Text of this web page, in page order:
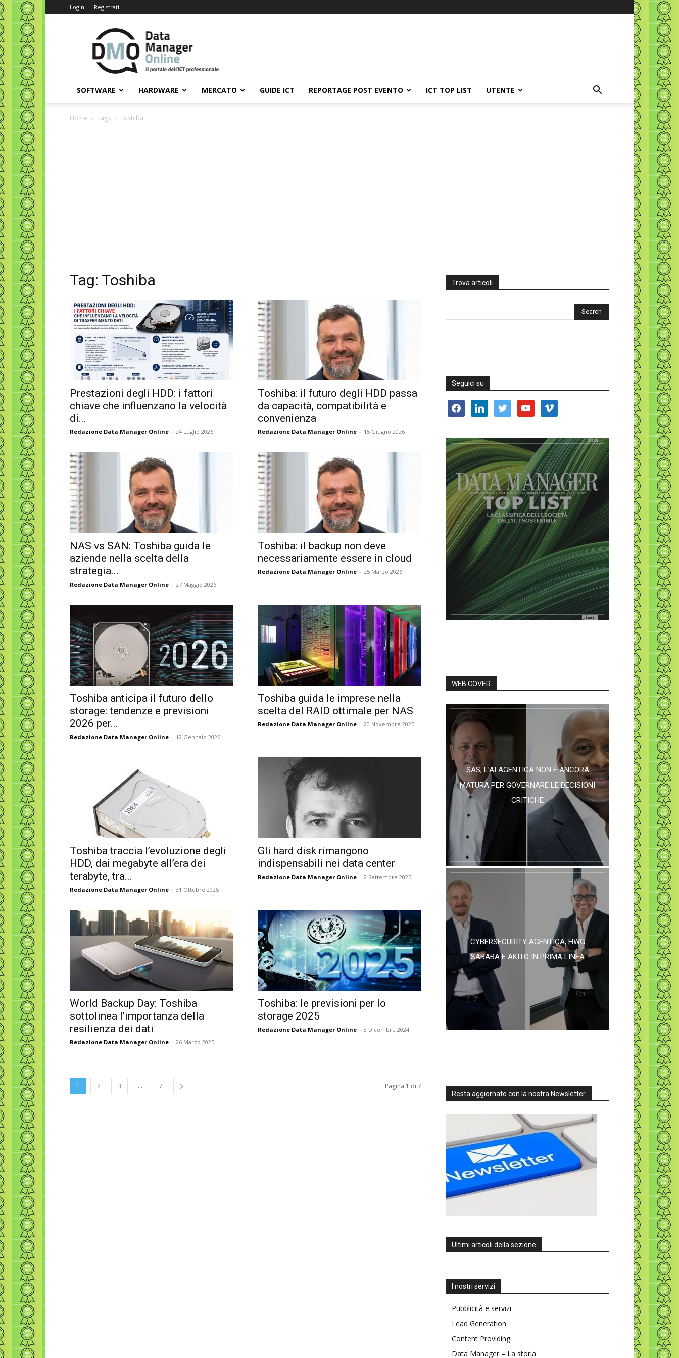
Login Registrati
Data
Manager
Online
SOFTWARE HARDWARE MERCATO GUIDE ICT REPORTAGE POST EVENTO ICT TOP LIST UTENTE
Home Tags Toshiba
Tag: Toshiba
Prestazioni degli HDD: i fattori
chiave che influenzano la velocità
di...
Redazione Data Manager Online - 24 Luglio 2026
Toshiba: il futuro degli HDD passa
da capacità, compatibilità e
convenienza
Redazione Data Manager Online - 15 Giugno 2026
NAS vs SAN: Toshiba guida le
aziende nella scelta della
strategia...
Redazione Data Manager Online - 27 Maggio 2026
Toshiba: il backup non deve
necessariamente essere in cloud
Redazione Data Manager Online - 25 Marzo 2026
Toshiba anticipa il futuro dello
storage: tendenze e previsioni
2026 per...
Redazione Data Manager Online - 12 Gennaio 2026
Toshiba guida le imprese nella
scelta del RAID ottimale per NAS
Redazione Data Manager Online - 20 Novembre 2025
Toshiba traccia l’evoluzione degli
HDD, dai megabyte all’era dei
terabyte, tra...
Redazione Data Manager Online - 31 Ottobre 2025
Gli hard disk rimangono
indispensabili nei data center
Redazione Data Manager Online - 2 Settembre 2025
World Backup Day: Toshiba
sottolinea l’importanza della
resilienza dei dati
Redazione Data Manager Online - 26 Marzo 2025
Toshiba: le previsioni per lo
storage 2025
Redazione Data Manager Online - 3 Dicembre 2024
1 2 3 ... 7 Pagina 1 di 7
Trova articoli
Seguici su
facebooklinkedin twitter youtube vimeo
WEB COVER
SAS, L’AI AGENTICA NON È ANCORA
MATURA PER GOVERNARE LE DECISIONI
CRITICHE
CYBERSECURITY AGENTICA, HWG
SABABA E AKITO IN PRIMA LINEA
Resta aggiornato con la nostra Newsletter
Ultimi articoli della sezione
I nostri servizi
Pubblicità e servizi
Lead Generation
Content Providing
Data Manager – La storia